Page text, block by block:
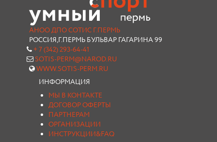
АНОО ДПО СОТИС Г.ПЕРМЬ
РОССИЯ,Г.ПЕРМЬ БУЛЬВАР ГАГАРИНА 99
+ 7 (342) 293-64-41
SOTIS-PERM@NAROD.RU
WWW.SOTIS-PERM.RU
ИНФОРМАЦИЯ
МЫ В КОНТАКТЕ
ДОГОВОР ОФЕРТЫ
ПАРТНЕРАМ
ОРГАНИЗАЦИИ
ИНСТРУКЦИИ&FAQ